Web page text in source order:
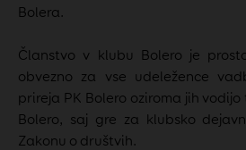
Bolera.
Članstvo v klubu Bolero je
obvezno za vse udeležence
prireja PK Bolero oziroma jih
Bolero, saj gre za klubsko
Zakonu o društvih.